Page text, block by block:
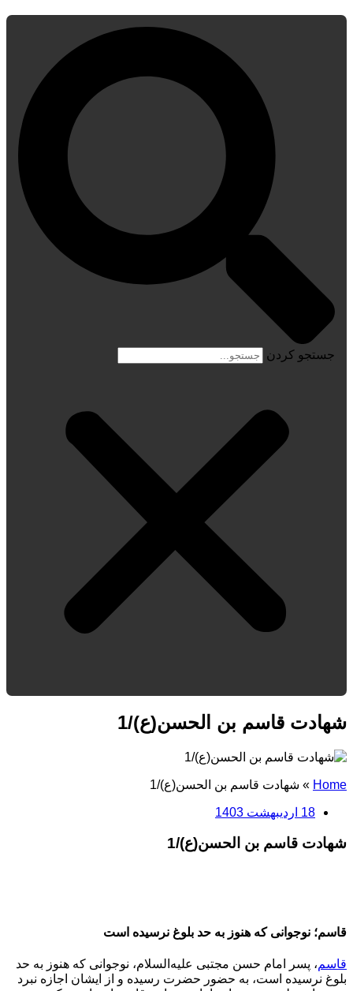
جستجو کردن
شهادت قاسم بن الحسن(ع)/1
Home
» شهادت قاسم بن الحسن(ع)/1
18 اردیبهشت 1403
شهادت قاسم بن الحسن(ع)/1
قاسم؛ نوجوانی که هنوز به حد بلوغ نرسیده است
قاسم، پسر امام حسن مجتبی علیه‌السلام، نوجوانی که هنوز به حد
بلوغ نرسیده است، به حضور حضرت رسیده و از ایشان اجازه نبرد